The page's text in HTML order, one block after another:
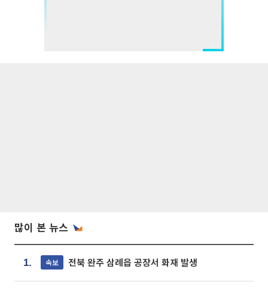
많이 본 뉴스
1. 속보 전북 완주 삼례읍 공장서 화재 발생